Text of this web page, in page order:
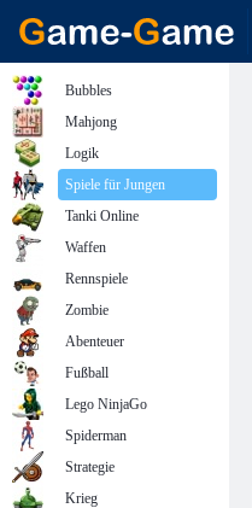
Bubbles
Mahjong
Logik
Spiele für Jungen
Tanki Online
Waffen
Rennspiele
Zombie
Abenteuer
Fußball
Lego NinjaGo
Spiderman
Strategie
Krieg